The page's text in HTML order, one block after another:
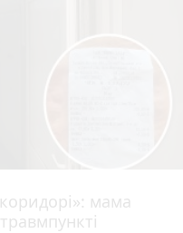
мама